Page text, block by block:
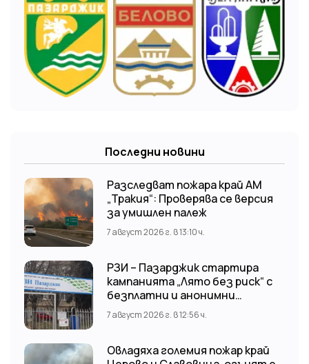
Последни новини
Разследват пожара край АМ
„Тракия“: Проверява се версия
за умишлен палеж
7 август 2026 г. в 13:10 ч.
РЗИ – Пазарджик стартира
кампанията „Лято без риск“ с
безплатни и анонимни
изследвания за ХИВ
7 август 2026 г. в 12:56 ч.
Овладяха големия пожар край